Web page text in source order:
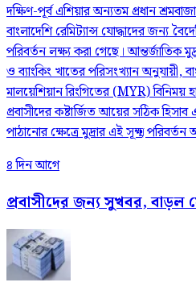
দক্ষিণ-পূর্ব এশিয়ার অন্যতম প্রধান
বাংলাদেশি রেমিট্যান্স যোদ্ধাদের জন্য
পরিবর্তন লক্ষ্য করা গেছে। আন্তর্জাতিক
ও ব্যাংকিং খাতের পরিসংখ্যান অনুযায়ী,
মালয়েশিয়ান রিংগিতের (MYR) বিনিময়
প্রবাসীদের কষ্টার্জিত আয়ের সঠিক
পাঠানোর ক্ষেত্রে মুদ্রার এই সূক্ষ্ম
৪ দিন আগে
প্রবাসীদের জন্য সুখবর, বাড়ল